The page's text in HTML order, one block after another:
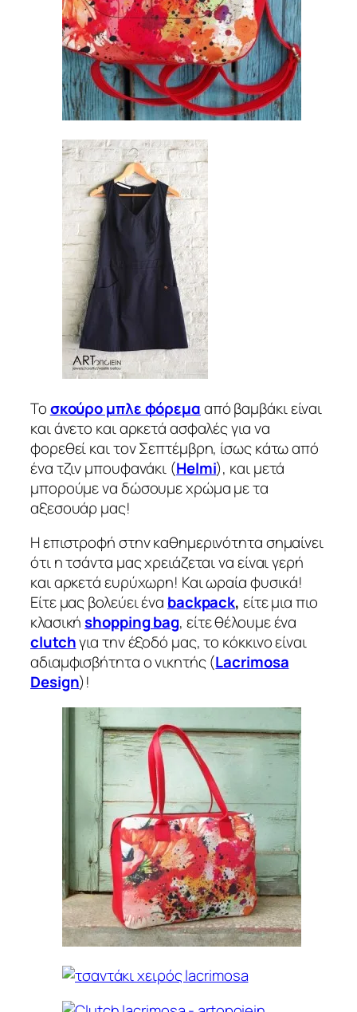
Τοσκούρο μπλε φόρεμααπό βαμβάκι είναι
και άνετο και αρκετά ασφαλές για να
φορεθεί και τον Σεπτέμβρη, ίσως κάτω από
ένα τζιν μπουφανάκι (Helmi), και μετά
μπορούμε να δώσουμε χρώμα με τα
αξεσουάρ μας!
Η επιστροφή στην καθημερινότητα σημαίνει
ότι η τσάντα μας χρειάζεται να είναι γερή
και αρκετά ευρύχωρη! Και ωραία φυσικά!
Είτε μας βολεύει ένα backpack, είτε μια πιο
κλασικήshopping bag, είτε θέλουμε ένα
clutchγια την έξοδό μας, το κόκκινο είναι
αδιαμφισβήτητα ο νικητής (Lacrimosa
Design)!